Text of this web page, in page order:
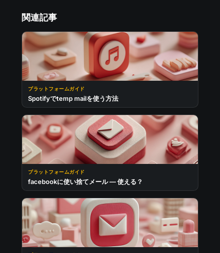
関連記事
プラットフォームガイド
Spotifyでtemp mailを使う方法
プラットフォームガイド
facebookに使い捨てメール — 使える？